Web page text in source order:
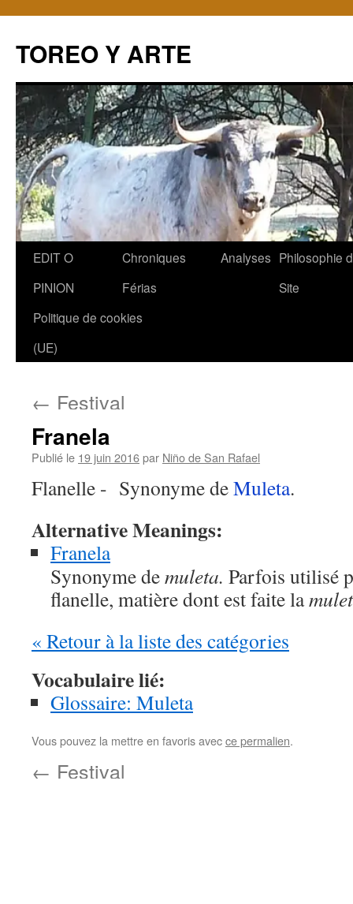
TOREO Y ARTE
Aller
contenu
EDIT O
PINION
Chroniques
Férias
Analyses Philosophie
Site
Politique de cookies
(UE)
← Festival
Franela
Publié le 19 juin 2016par Niño de San Rafael
Flanelle - Synonyme deMuleta.
Alternative Meanings:
Franela
Synonyme demuleta. Parfois utilisé
flanelle, matière dont est faite la
« Retour à la liste des catégories
Vocabulaire lié:
Glossaire: Muleta
Vous pouvez la mettre en favoris avecce permalien.
← Festival